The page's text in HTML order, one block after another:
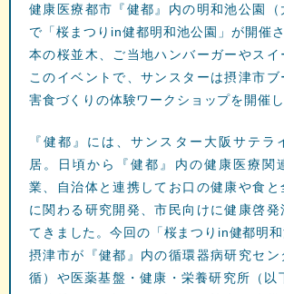
健康医療都市『健都』内の明和池公園（
で「桜まつりin健都明和池公園」が開催
本の桜並木、ご当地ハンバーガーやスイ
このイベントで、サンスターは摂津市ブ
害食づくりの体験ワークショップを開催し
『健都』には、サンスター大阪サテラ
居。日頃から『健都』内の健康医療関
業、自治体と連携してお口の健康や食と
に関わる研究開発、市民向けに健康啓発
てきました。今回の「桜まつりin健都明和
摂津市が『健都』内の循環器病研究セン
循）や医薬基盤・健康・栄養研究所（以